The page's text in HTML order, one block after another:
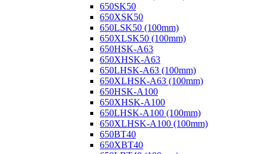
650SK50
650XSK50
650LSK50 (100mm)
650XLSK50 (100mm)
650HSK-A63
650XHSK-A63
650LHSK-A63 (100mm)
650XLHSK-A63 (100mm)
650HSK-A100
650XHSK-A100
650LHSK-A100 (100mm)
650XLHSK-A100 (100mm)
650BT40
650XBT40